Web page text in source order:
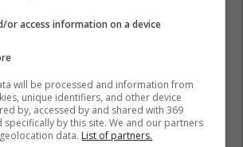
or access information on a device
will be processed and information from
unique identifiers, and other device
by, accessed by and shared with 369
specifically by this site. We and our partners
data. List of partners.